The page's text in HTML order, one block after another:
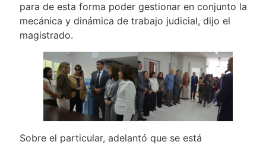
para de esta forma poder gestionar en conjunto la
mecánica y dinámica de trabajo judicial, dijo el
magistrado.
Sobre el particular, adelantó que se está